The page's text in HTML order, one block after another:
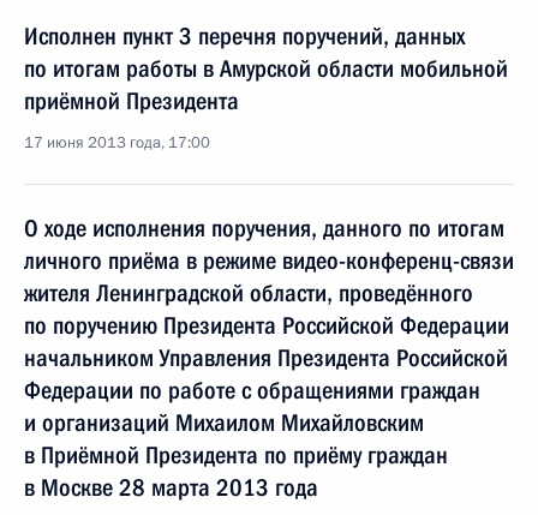
Исполнен пункт 3 перечня поручений, данных
по итогам работы в Амурской области мобильной
приёмной Президента
17 июня 2013 года, 17:00
О ходе исполнения поручения, данного по итогам
личного приёма в режиме видео-конференц-связи
жителя Ленинградской области, проведённого
по поручению Президента Российской Федерации
начальником Управления Президента Российской
Федерации по работе с обращениями граждан
и организаций Михаилом Михайловским
в Приёмной Президента по приёму граждан
в Москве 28 марта 2013 года